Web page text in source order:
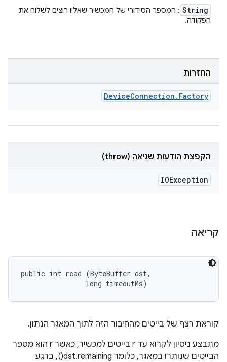
String : המספר הסידורי של המכשיר שאליו רוצים לשלוח את
הפקודה.
החזרות
DeviceConnection . Factory
הקפצת הודעות שגיאה (throw)
IOException
קריאה
public int read (ByteBuffer dst,
                long timeoutMs)
קוראת רצף של בייטים מהחיבור הזה לתוך המאגר הנתון.
מתבצע ניסיון לקרוא עד r בייטים למכשיר, כאשר r הוא מספר
הבייטים שנותרו במאגר, כלומר dst.remaining(), ברגע